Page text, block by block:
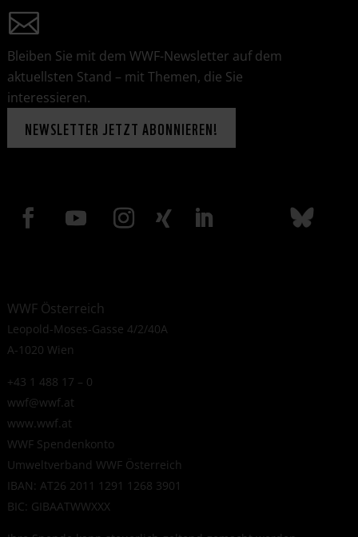
Bleiben Sie mit dem WWF-Newsletter auf dem
aktuellsten Stand – mit Themen, die Sie
interessieren.
NEWSLETTER JETZT ABONNIEREN!
WWF Österreich
Leopold-Moses-Gasse 4/2/40A
A-1020 Wien
+43 1 488 17 – 0
wwf@wwf.at
www.wwf.at
WWF Spendenkonto
Umweltverband WWF Österreich
IBAN: AT26 2011 1291 1268 3901
BIC: GIBAATWWXXX